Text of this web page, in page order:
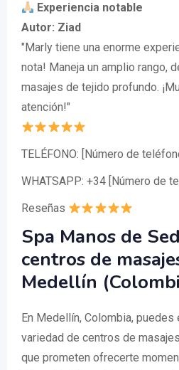
Experiencia notable
Autor: Ziad
"Marly tiene una enorme
nota! Maneja un amplio rango,
masajes de tejido profundo.
atención!"
TELÉFONO: [Número de
WHATSAPP: +34 [Número de
Reseñas
Spa Manos de
centros de
Medellín
En Medellín, Colombia, puedes
variedad de centros de
que prometen ofrecerte